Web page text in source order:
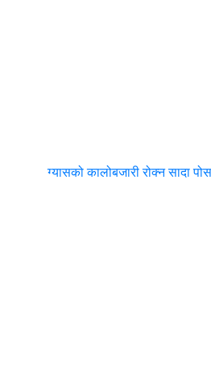
ग्यासको कालोबजारी रोक्न सादा